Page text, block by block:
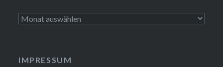
Archiv
IMPRESSUM